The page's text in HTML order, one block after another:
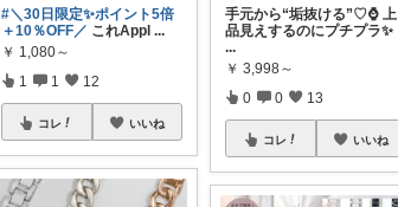
#＼30日限定✨ポイント5倍
＋10％OFF／ これAppl ...
￥ 1,080～
1 1 12
コレ いいね
手元から“垢抜ける”♡⌚️ 上
品見えするのにプチプラ✨
...
￥ 3,998～
0 0 13
コレ いいね